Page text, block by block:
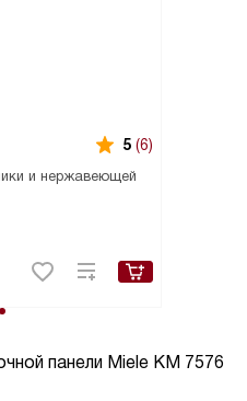
5 (6)
и нержавеющей
панели Miele KM 7576